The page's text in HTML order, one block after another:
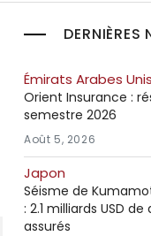
DERNIÈRES
Émirats Arabes Unis
Orient Insurance :
semestre 2026
Août 5, 2026
Japon
Séisme de
: 2.1 milliards USD
assurés